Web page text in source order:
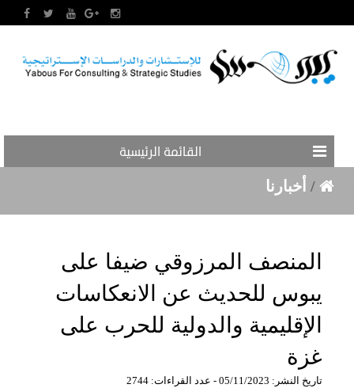
القائمة الرئيسية
/ أخبارنا
المنصف المرزوقي ضيفا على
يبوس للحديث عن الانعكاسات
الإقليمية والدولية للحرب على
غزة
تاريخ النشر: 05/11/2023 - عدد القراءات: 2744